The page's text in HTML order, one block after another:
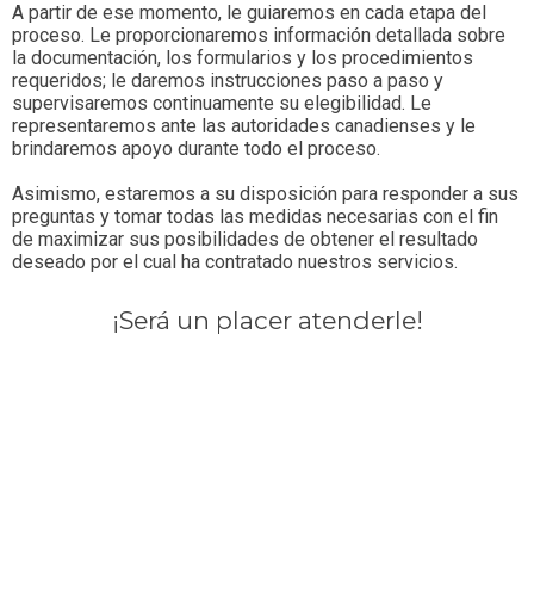
A partir de ese momento, le guiaremos en cada etapa del
proceso. Le proporcionaremos información detallada sobre
la documentación, los formularios y los procedimientos
requeridos; le daremos instrucciones paso a paso y
supervisaremos continuamente su elegibilidad. Le
representaremos ante las autoridades canadienses y le
brindaremos apoyo durante todo el proceso.
Asimismo, estaremos a su disposición para responder a sus
preguntas y tomar todas las medidas necesarias con el fin
de maximizar sus posibilidades de obtener el resultado
deseado por el cual ha contratado nuestros servicios.
¡Será un placer atenderle!